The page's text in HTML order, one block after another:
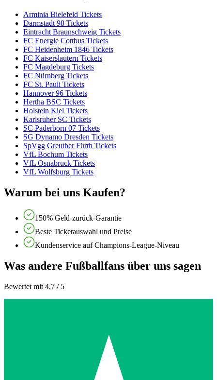
Arminia Bielefeld Tickets
Darmstadt 98 Tickets
Eintracht Braunschweig Tickets
FC Energie Cottbus Tickets
FC Heidenheim 1846 Tickets
FC Kaiserslautern Tickets
FC Magdeburg Tickets
FC Nürnberg Tickets
FC St. Pauli Tickets
Hannover 96 Tickets
Hertha BSC Tickets
Holstein Kiel Tickets
Karlsruher SC Tickets
SC Paderborn 07 Tickets
SG Dynamo Dresden Tickets
SpVgg Greuther Fürth Tickets
VfL Bochum Tickets
VfL Osnabruck Tickets
VfL Wolfsburg Tickets
Warum bei uns Kaufen?
150% Geld-zurück-Garantie
Beste Ticketauswahl und Preise
Kundenservice auf Champions-League-Niveau
Was andere Fußballfans über uns sagen
Bewertet mit 4,7 / 5